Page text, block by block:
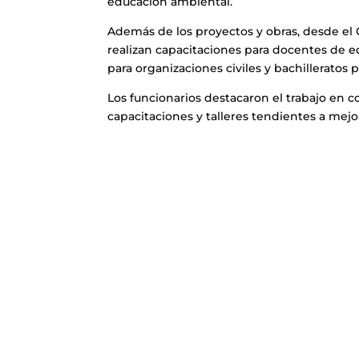
Además de los proyectos y obras, desde
realizan capacitaciones para docentes de
para organizaciones civiles y bachilleratos
Los funcionarios destacaron el trabajo en
capacitaciones y talleres tendientes a